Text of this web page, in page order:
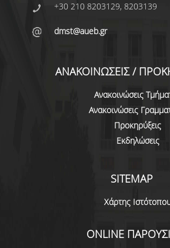
ΠΡΟΠΤΥΧΙΑΚΕΣ ΣΠΟΥΔΕΣ
ΠΡΟΓΡΑΜΜΑ ΣΠΟΥΔΩΝ
ΟΔΗΓΟΣ ΚΑΙ
ΜΑΘΗΜΑΤΑ
ΑΛΛΑ ΤΜΗΜΑΤΑ
ΒΡΑΒΕΙΑ ΕΡΓΑΣΙΩΝ
ΠΡΑΚΤΙΚΗ ΑΣΚΗΣΗ ΚΑΙ
+30 210 8203129, 8203139
dmst@aueb.gr
ΑΝΑΚΟΙΝΩΣΕΙΣ /
Ανακοινώσεις
Ανακοινώσεις
Προκηρύξεις
Εκδηλώσεις
SITEMAP
Χάρτης
ONLINE